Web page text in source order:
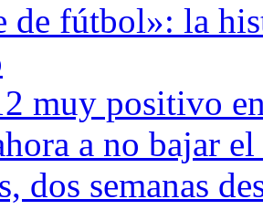
de fútbol»: la
muy positivo
a no bajar
dos semanas